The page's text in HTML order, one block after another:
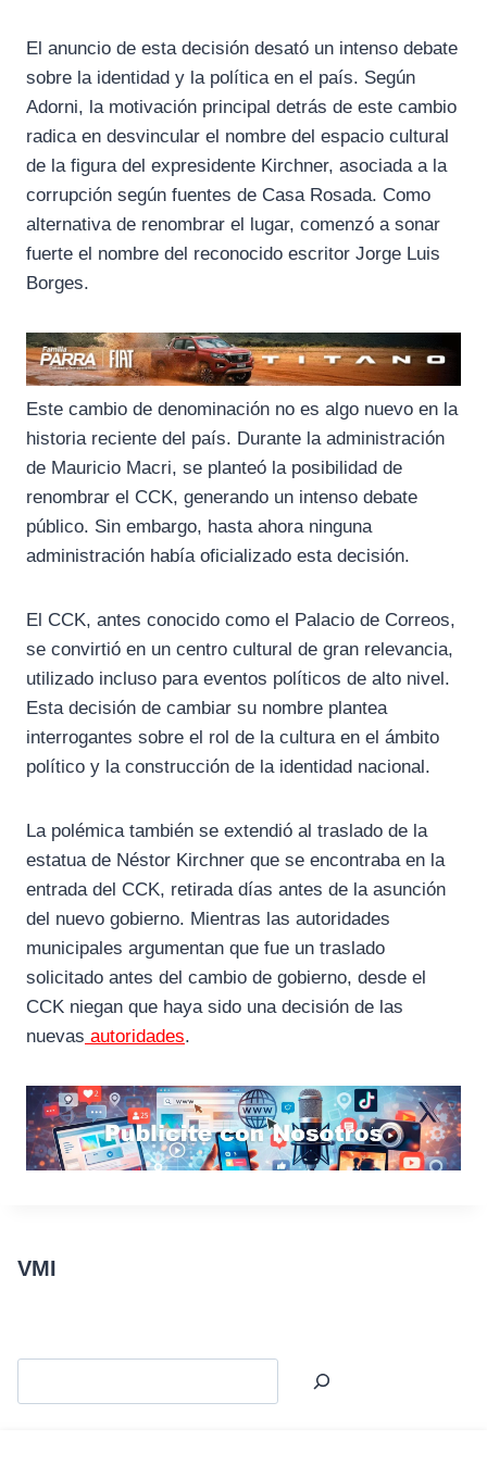
El anuncio de esta decisión desató un intenso debate
sobre la identidad y la política en el país. Según
Adorni, la motivación principal detrás de este cambio
radica en desvincular el nombre del espacio cultural
de la figura del expresidente Kirchner, asociada a la
corrupción según fuentes de Casa Rosada. Como
alternativa de renombrar el lugar, comenzó a sonar
fuerte el nombre del reconocido escritor Jorge Luis
Borges.
Este cambio de denominación no es algo nuevo en la
historia reciente del país. Durante la administración
de Mauricio Macri, se planteó la posibilidad de
renombrar el CCK, generando un intenso debate
público. Sin embargo, hasta ahora ninguna
administración había oficializado esta decisión.
El CCK, antes conocido como el Palacio de Correos,
se convirtió en un centro cultural de gran relevancia,
utilizado incluso para eventos políticos de alto nivel.
Esta decisión de cambiar su nombre plantea
interrogantes sobre el rol de la cultura en el ámbito
político y la construcción de la identidad nacional.
La polémica también se extendió al traslado de la
estatua de Néstor Kirchner que se encontraba en la
entrada del CCK, retirada días antes de la asunción
del nuevo gobierno. Mientras las autoridades
municipales argumentan que fue un traslado
solicitado antes del cambio de gobierno, desde el
CCK niegan que haya sido una decisión de las
nuevas autoridades.
VMI